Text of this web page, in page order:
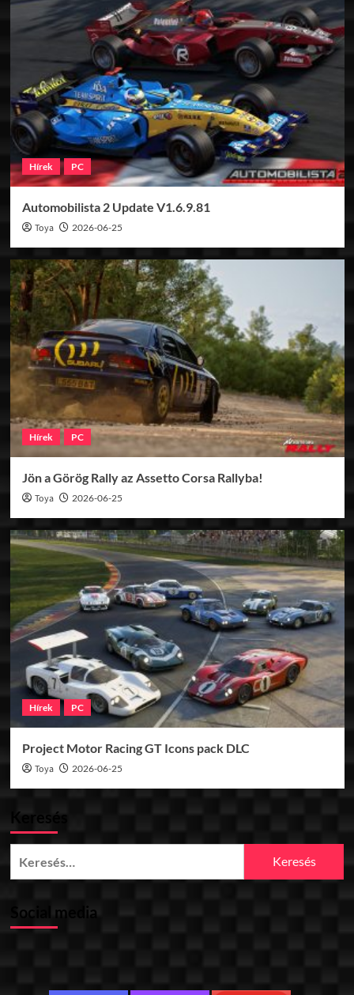
Hírek PC
Automobilista 2 Update V1.6.9.81
Toya 2026-06-25
Hírek PC
Jön a Görög Rally az Assetto Corsa Rallyba!
Toya 2026-06-25
Hírek PC
Project Motor Racing GT Icons pack DLC
Toya 2026-06-25
Keresés
Social media